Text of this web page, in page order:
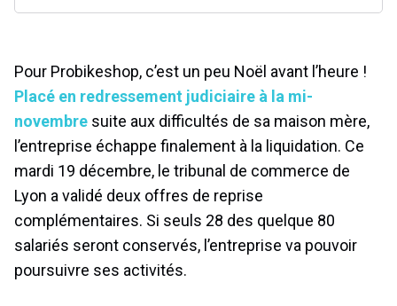
Pour Probikeshop, c’est un peu Noël avant l’heure !
Placé en redressement judiciaire à la mi-
novembre suite aux difficultés de sa maison mère,
l’entreprise échappe finalement à la liquidation. Ce
mardi 19 décembre, le tribunal de commerce de
Lyon a validé deux offres de reprise
complémentaires. Si seuls 28 des quelque 80
salariés seront conservés, l’entreprise va pouvoir
poursuivre ses activités.